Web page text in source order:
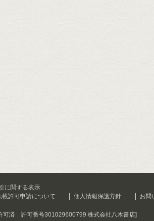
に関する表示
許可申請について
個人情報保護方針 お問
可済 許可番号301029600799 株式会社八木書店]